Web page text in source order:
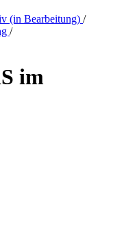
(in Bearbeitung) /
/
im